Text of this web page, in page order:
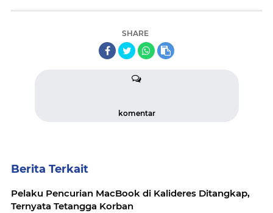
SHARE
komentar
Berita Terkait
Pelaku Pencurian MacBook di Kalideres Ditangkap,
Ternyata Tetangga Korban